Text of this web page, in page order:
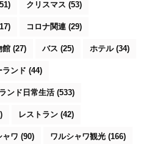
クリスマス (53)
コロナ関連 (29)
館 (27) バス (25) ホテル(34)
ランド (44)
ンド日常生活(533)
レストラン (42)
ャワ (90) ワルシャワ観光 (166)